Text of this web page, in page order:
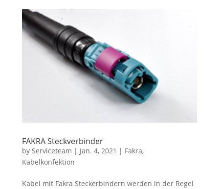
FAKRA Steckverbinder
by Serviceteam | Jan. 4, 2021 | Fakra,
Kabelkonfektion
Kabel mit Fakra Steckerbindern werden in der Regel